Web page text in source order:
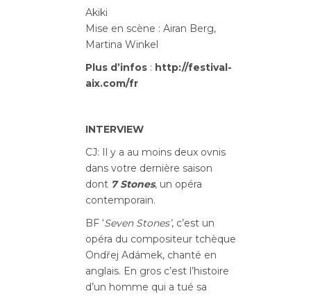
Akiki
Mise en scène : Airan Berg,
Martina Winkel
Plus d’infos : http://festival-
aix.com/fr
INTERVIEW
CJ: Il y a au moins deux ovnis
dans votre dernière saison
dont 7 Stones, un opéra
contemporain.
BF ‘Seven Stones’, c’est un
opéra du compositeur tchèque
Ondřej Adámek, chanté en
anglais. En gros c’est l’histoire
d’un homme qui a tué sa